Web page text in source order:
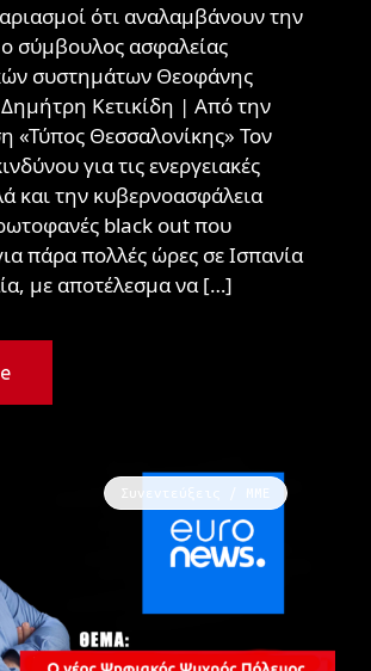
ότι αναλαμβάνουν την
σύμβουλος ασφαλείας
συστημάτων Θεοφάνης
Κετικίδη | Από την
«Τύπος Θεσσαλονίκης» Τον
για τις ενεργειακές
και την κυβερνοασφάλεια
black out που
πάρα πολλές ώρες σε Ισπανία
με αποτέλεσμα να […]
Συνεντεύξεις / ΜΜΕ